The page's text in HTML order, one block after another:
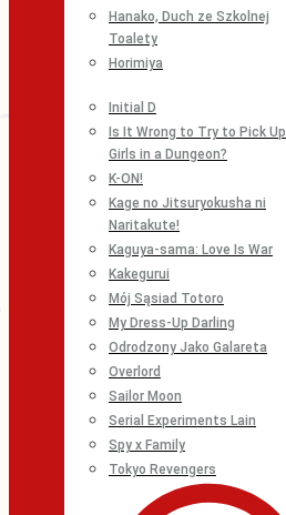
Hanako, Duch ze Szkolnej
Toalety
Horimiya
Initial D
Is It Wrong to Try to Pick Up
Girls in a Dungeon?
K-ON!
Kage no Jitsuryokusha ni
Naritakute!
Kaguya-sama: Love Is War
Kakegurui
Mój Sąsiad Totoro
My Dress-Up Darling
Odrodzony Jako Galareta
Overlord
Sailor Moon
Serial Experiments Lain
Spy x Family
Tokyo Revengers